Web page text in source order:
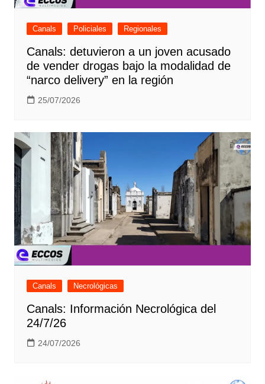
Canals Policiales Regionales
Canals: detuvieron a un joven acusado
de vender drogas bajo la modalidad de
“narco delivery” en la región
25/07/2026
Canals Necrológicas
Canals: Información Necrológica del
24/7/26
24/07/2026